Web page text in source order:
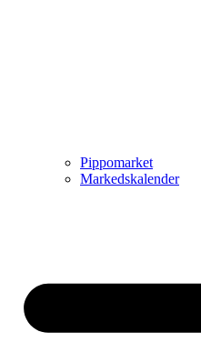
Pippomarket
Markedskalender